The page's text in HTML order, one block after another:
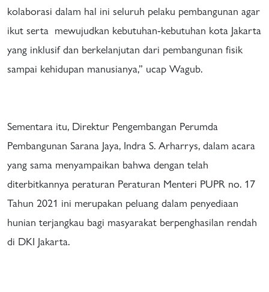
kolaborasi dalam hal ini seluruh pelaku pembangunan agar
ikut serta mewujudkan kebutuhan-kebutuhan kota Jakarta
yang inklusif dan berkelanjutan dari pembangunan fisik
sampai kehidupan manusianya,” ucap Wagub.
Sementara itu, Direktur Pengembangan Perumda
Pembangunan Sarana Jaya, Indra S. Arharrys, dalam acara
yang sama menyampaikan bahwa dengan telah
diterbitkannya peraturan Peraturan Menteri PUPR no. 17
Tahun 2021 ini merupakan peluang dalam penyediaan
hunian terjangkau bagi masyarakat berpenghasilan rendah
di DKI Jakarta.